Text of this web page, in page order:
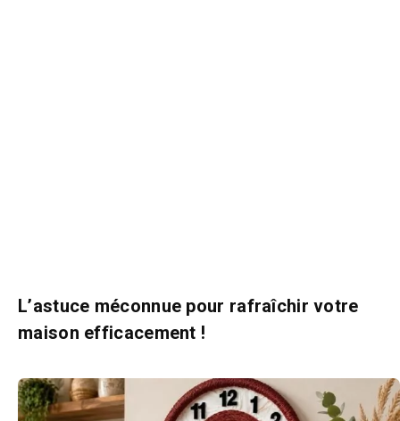
L’astuce méconnue pour rafraîchir votre
maison efficacement !